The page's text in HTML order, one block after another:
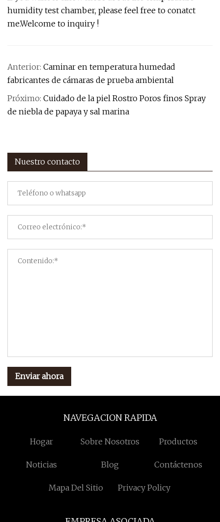
humidity test chamber, please feel free to conatct
me.Welcome to inquiry !
Anterior: Caminar en temperatura humedad
fabricantes de cámaras de prueba ambiental
Próximo: Cuidado de la piel Rostro Poros finos Spray
de niebla de papaya y sal marina
Nuestro contacto
Enviar ahora
NAVEGACION RAPIDA
Hogar Sobre Nosotros Productos
Noticias Blog Contáctenos
Mapa Del Sitio Privacy Policy